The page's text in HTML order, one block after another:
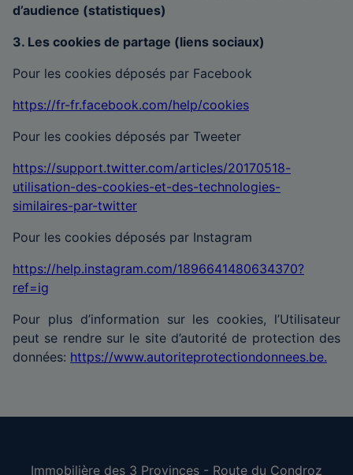
d’audience (statistiques)
3. Les cookies de partage (liens sociaux)
Pour les cookies déposés par Facebook
https://fr-fr.facebook.com/help/cookies
Pour les cookies déposés par Tweeter
https://support.twitter.com/articles/20170518-
utilisation-des-cookies-et-des-technologies-
similaires-par-twitter
Pour les cookies déposés par Instagram
https://help.instagram.com/1896641480634370?
ref=ig
Pour plus d’information sur les cookies, l’Utilisateur
peut se rendre sur le site d’autorité de protection des
données: https://www.autoriteprotectiondonnees.be.
Immobilière des 3 Provinces - Route du Condroz